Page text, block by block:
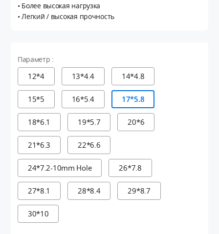
• Более высокая нагрузка
• Легкий / высокая прочность
Параметр :
12*4 13*4.4 14*4.8
15*5 16*5.4 17*5.8
18*6.1 19*5.7 20*6
21*6.3 22*6.6
24*7.2-10mm Hole 26*7.8
27*8.1 28*8.4 29*8.7
30*10